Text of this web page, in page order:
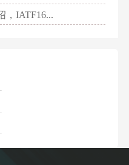
，IATF16...